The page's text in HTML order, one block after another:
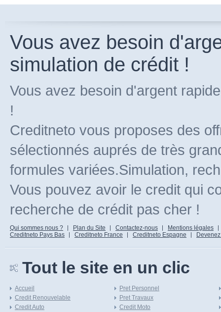
Vous avez besoin
simulation de crédit !
Vous avez besoin d'argent
!
Creditneto vous proposes des
sélectionnés auprés de très
formules variées.Simulation,
Vous pouvez avoir le credit qui
recherche de crédit pas cher !
Qui sommes nous ? Plan du Site Contactez-nous
Mentions légales
Creditneto Pays Bas
Creditneto France Creditneto Espagne
Tout le site en un clic
Accueil
Credit Renouvelable
Credit Auto
Pret Personnel
Pret Travaux
Credit Moto